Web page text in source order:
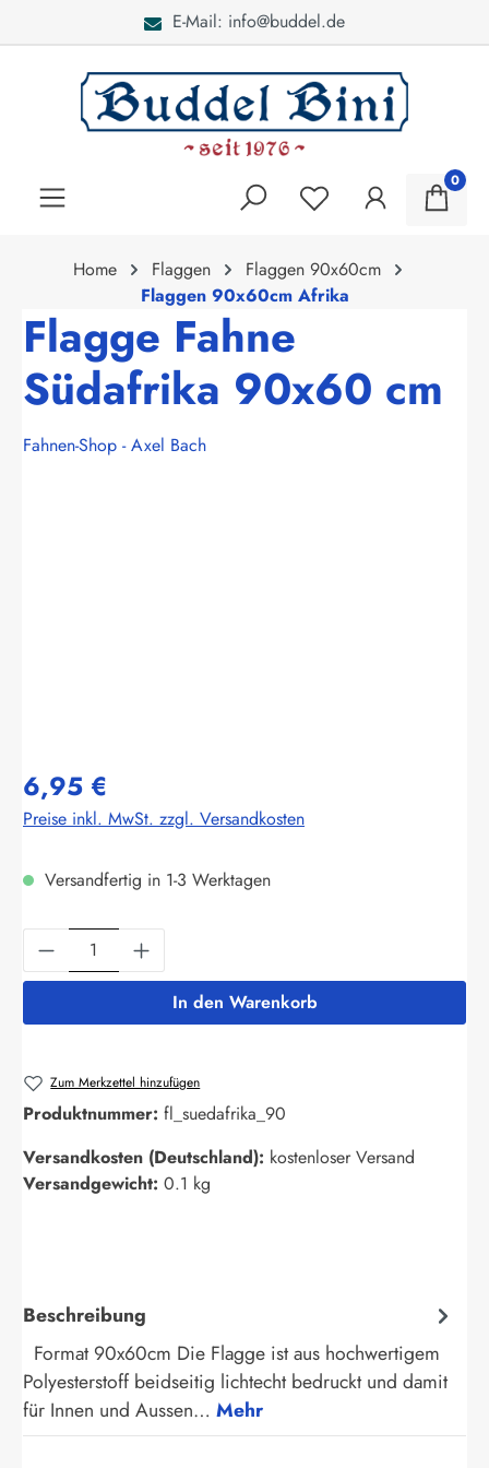
E-Mail: info@buddel.de
0
Home Flaggen
Flaggen 90x60cm
Flaggen 90x60cm Afrika
Flagge Fahne
Südafrika 90x60 cm
Fahnen-Shop - Axel Bach
6,95 €
Preise inkl. MwSt. zzgl. Versandkosten
Versandfertig in 1-3 Werktagen
Produkt Anzahl: Gib den gewünschten
In den Warenkorb
Zum Merkzettel hinzufügen
Produktnummer: fl_suedafrika_90
Versandkosten (Deutschland): kostenloser Versand
Versandgewicht: 0.1 kg
Beschreibung
Format 90x60cm Die Flagge ist aus hochwertigem
Polyesterstoff beidseitig lichtecht bedruckt und damit
für Innen und Aussen… Mehr